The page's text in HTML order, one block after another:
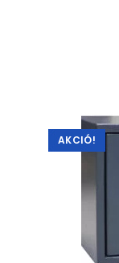
AKCIÓ!